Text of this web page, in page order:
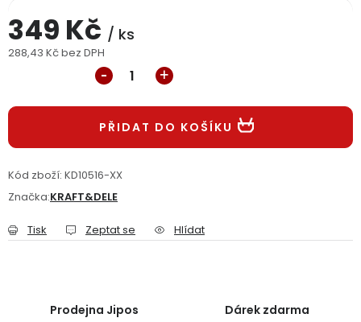
Reklamační řád
Podmínky ochrany osobních údajů
349 Kč / ks
288,43 Kč bez DPH
PŘIDAT DO KOŠÍKU
Kód zboží: KD10516-XX
Značka:KRAFT&DELE
Tisk Zeptat se Hlídat
Prodejna Jipos Dárek zdarma